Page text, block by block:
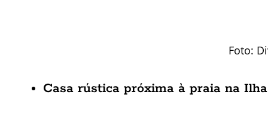
Foto:
Casa rústica próxima à praia na